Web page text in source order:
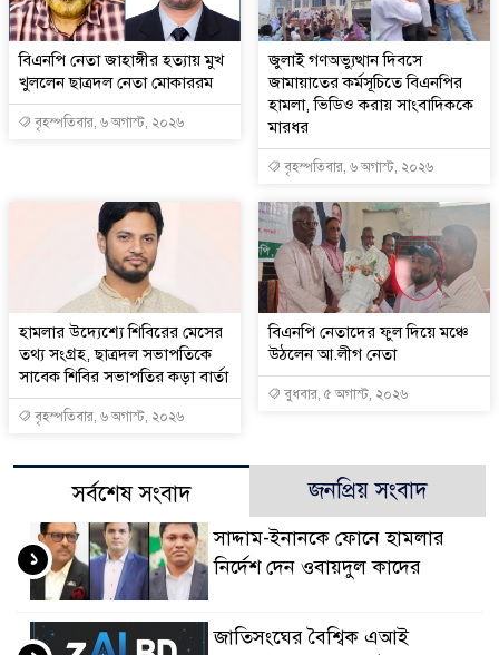
বিএনপি নেতা জাহাঙ্গীর হত্যায় মুখ
খুললেন ছাত্রদল নেতা মোকাররম
বৃহস্পতিবার, ৬ অগাস্ট, ২০২৬
জুলাই গণঅভ্যুত্থান দিবসে
জামায়াতের কর্মসূচিতে বিএনপির
হামলা, ভিডিও করায় সাংবাদিককে
মারধর
বৃহস্পতিবার, ৬ অগাস্ট, ২০২৬
হামলার উদ্যেশ্যে শিবিরের মেসের
তথ্য সংগ্রহ, ছাত্রদল সভাপতিকে
সাবেক শিবির সভাপতির কড়া বার্তা
বৃহস্পতিবার, ৬ অগাস্ট, ২০২৬
বিএনপি নেতাদের ফুল দিয়ে মঞ্চে
উঠলেন আ.লীগ নেতা
বুধবার, ৫ অগাস্ট, ২০২৬
সর্বশেষ সংবাদ জনপ্রিয় সংবাদ
সাদ্দাম-ইনানকে ফোনে হামলার
নির্দেশ দেন ওবায়দুল কাদের
১
জাতিসংঘের বৈশ্বিক এআই